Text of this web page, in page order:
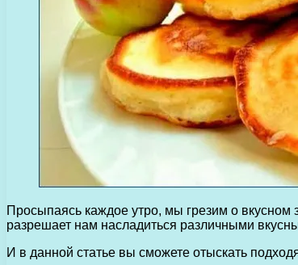
Просыпаясь каждое утро, мы грезим о вкусном
разрешает нам насладиться различными
И в данной статье вы сможете отыскать